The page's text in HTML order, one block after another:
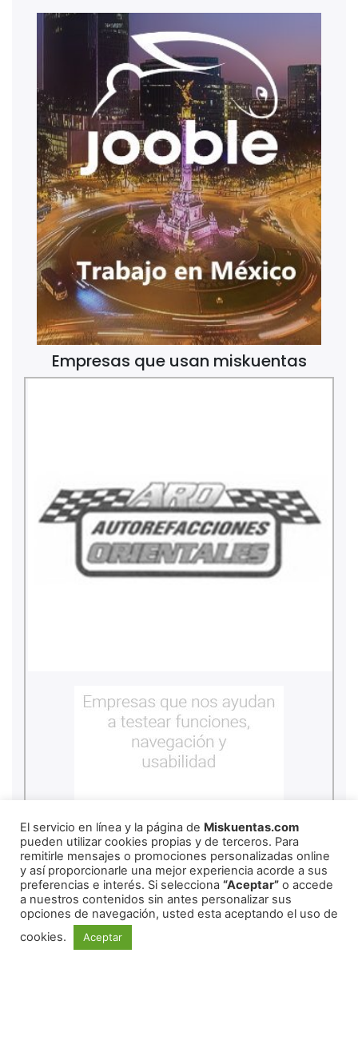
Empresas que usan miskuentas
copyrightmiskuentas2026
Redes Sociales
El servicio en línea y la página de Miskuentas.com
pueden utilizar cookies propias y de terceros. Para
remitirle mensajes o promociones personalizadas online
y así proporcionarle una mejor experiencia acorde a sus
preferencias e interés. Si selecciona “Aceptar” o accede
a nuestros contenidos sin antes personalizar sus
opciones de navegación, usted esta aceptando el uso de
cookies.
Aceptar